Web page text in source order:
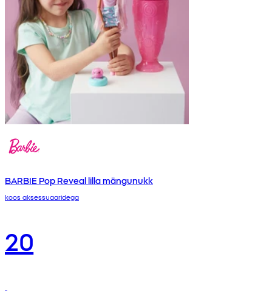
BARBIE Pop Reveal lilla mängunukk
koos aksessuaaridega
20